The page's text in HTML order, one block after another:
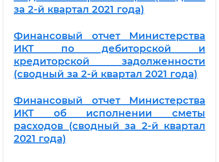
за 2-й квартал 2021 года)
Финансовый отчет Министерства
ИКТ по дебиторской и
кредиторской задолженности
(сводный за 2-й квартал 2021 года)
Финансовый отчет Министерства
ИКТ об исполнении сметы
расходов (сводный за 2-й квартал
2021 года)